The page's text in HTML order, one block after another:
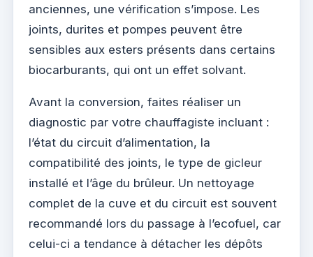
anciennes, une vérification s’impose. Les
joints, durites et pompes peuvent être
sensibles aux esters présents dans certains
biocarburants, qui ont un effet solvant.
Avant la conversion, faites réaliser un
diagnostic par votre chauffagiste incluant :
l’état du circuit d’alimentation, la
compatibilité des joints, le type de gicleur
installé et l’âge du brûleur. Un nettoyage
complet de la cuve et du circuit est souvent
recommandé lors du passage à l’ecofuel, car
celui-ci a tendance à détacher les dépôts